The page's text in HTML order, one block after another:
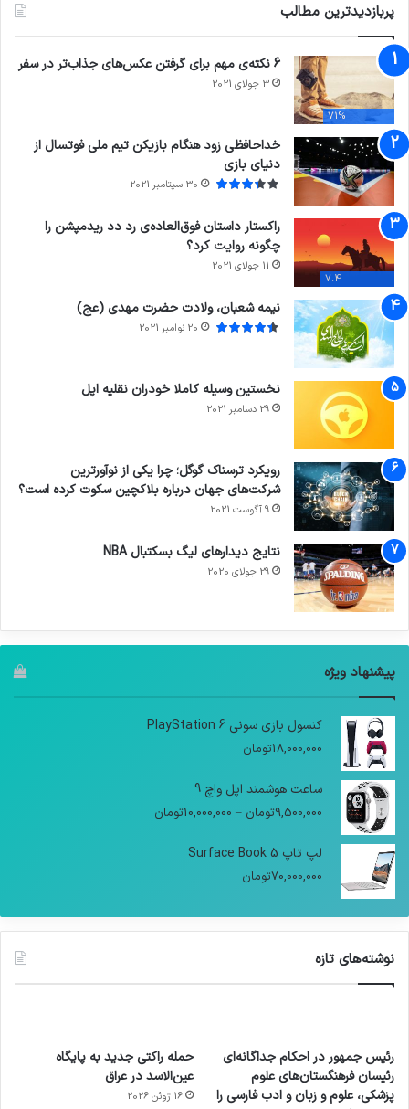
پربازدیدترین مطالب
71%
6 نکته‌ی مهم برای گرفتن عکس‌های جذاب‌تر در سفر
3 جولای 2021
خداحافظی زود هنگام بازیکن تیم ملی فوتسال از
دنیای بازی
30 سپتامبر 2021
7.4
راکستار داستان فوق‌العاده‌ی رد دد ریدمپشن را
چگونه روایت کرد؟
11 جولای 2021
نیمه شعبان، ولادت حضرت مهدی (عج)
20 نوامبر 2021
نخستین وسیله کاملا خودران نقلیه اپل
29 دسامبر 2021
رویکرد ترسناک گوگل؛ چرا یکی از نوآورترین
شرکت‌های جهان درباره بلاکچین سکوت کرده است؟
9 آگوست 2021
نتایج دیدار‌های لیگ بسکتبال NBA
29 جولای 2020
پیشنهاد ویژه
کنسول بازی سونی PlayStation 6
18,000,000تومان
ساعت هوشمند اپل واچ 9
9,500,000تومان –
10,000,000تومان
لپ تاپ Surface Book 5
70,000,000تومان
نوشته‌های تازه
رئیس جمهور در احکام جداگانه‌ای
رئیسان فرهنگستان‌های علوم
پزشکی، علوم و زبان و ادب فارسی را
حمله راکتی جدید به پایگاه
عین‌الاسد در عراق
16 ژوئن 2026